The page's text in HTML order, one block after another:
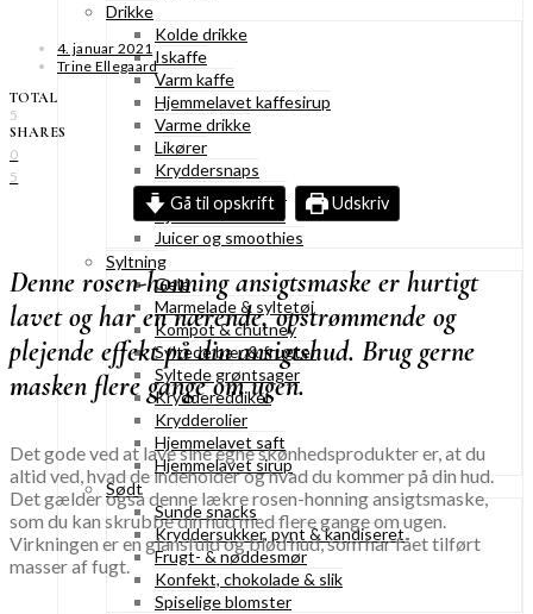
Drikke
Kolde drikke
Iskaffe
Varm kaffe
Hjemmelavet kaffesirup
Varme drikke
Likører
Kryddersnaps
Drinks & cocktails
Hjemmelavet saft
Juicer og smoothies
Syltning
Gelé
Marmelade & syltetøj
Kompot & chutney
Syltede bær & frugter
Syltede grøntsager
Kryddereddiker
Krydderolier
Hjemmelavet saft
Hjemmelavet sirup
Sødt
Sunde snacks
Kryddersukker, pynt & kandiseret
Frugt- & nøddesmør
Konfekt, chokolade & slik
Spiselige blomster
4. januar 2021
Trine Ellegaard
TOTAL
5
SHARES
0
5
Gå til opskrift Udskriv
Denne rosen-honning ansigtsmaske er hurtigt
lavet og har en nærende, opstrømmende og
plejende effekt på din ansigtshud. Brug gerne
masken flere gange om ugen.
Det gode ved at lave sine egne skønhedsprodukter er, at du
altid ved, hvad de indeholder og hvad du kommer på din hud.
Det gælder også denne lækre rosen-honning ansigtsmaske,
som du kan skrubbe din hud med flere gange om ugen.
Virkningen er en glansfuld og blød hud, som har fået tilført
masser af fugt.